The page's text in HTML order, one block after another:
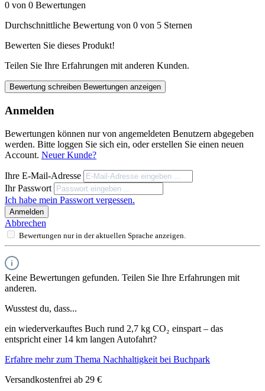
0 von 0 Bewertungen
Durchschnittliche Bewertung von 0 von 5 Sternen
Bewerten Sie dieses Produkt!
Teilen Sie Ihre Erfahrungen mit anderen Kunden.
Bewertung schreiben Bewertungen anzeigen
Anmelden
Bewertungen können nur von angemeldeten Benutzern abgegeben
werden. Bitte loggen Sie sich ein, oder erstellen Sie einen neuen
Account. Neuer Kunde?
Ihre E-Mail-Adresse
Ihr Passwort
Ich habe mein Passwort vergessen.
Anmelden
Abbrechen
Bewertungen nur in der aktuellen Sprache anzeigen.
Keine Bewertungen gefunden. Teilen Sie Ihre Erfahrungen mit
anderen.
Wusstest du, dass...
ein wiederverkauftes Buch rund 2,7 kg CO₂ einspart – das
entspricht einer 14 km langen Autofahrt?
Erfahre mehr zum Thema Nachhaltigkeit bei Buchpark
Versandkostenfrei ab 29 €